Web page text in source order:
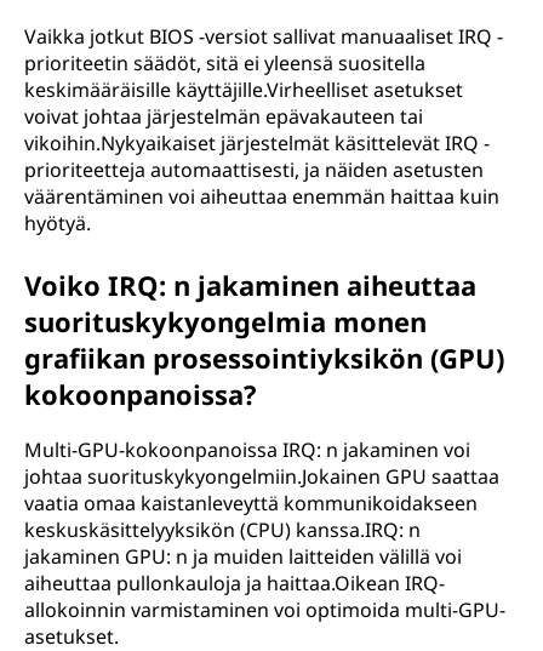
Vaikka jotkut BIOS -versiot sallivat manuaaliset IRQ -
prioriteetin säädöt, sitä ei yleensä suositella
keskimääräisille käyttäjille.Virheelliset asetukset
voivat johtaa järjestelmän epävakauteen tai
vikoihin.Nykyaikaiset järjestelmät käsittelevät IRQ -
prioriteetteja automaattisesti, ja näiden asetusten
väärentäminen voi aiheuttaa enemmän haittaa kuin
hyötyä.
Voiko IRQ: n jakaminen aiheuttaa
suorituskykyongelmia monen
grafiikan prosessointiyksikön (GPU)
kokoonpanoissa?
Multi-GPU-kokoonpanoissa IRQ: n jakaminen voi
johtaa suorituskykyongelmiin.Jokainen GPU saattaa
vaatia omaa kaistanleveyttä kommunikoidakseen
keskuskäsittelyyksikön (CPU) kanssa.IRQ: n
jakaminen GPU: n ja muiden laitteiden välillä voi
aiheuttaa pullonkauloja ja haittaa.Oikean IRQ-
allokoinnin varmistaminen voi optimoida multi-GPU-
asetukset.